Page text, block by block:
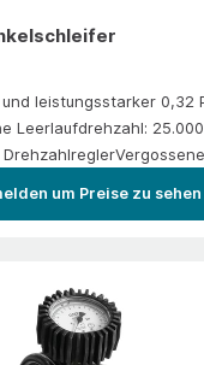
leistungsstarker 0,32
Leerlaufdrehzahl: 25.000
um Preise zu sehen